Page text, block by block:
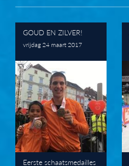
GOUD EN ZILVER!
vrijdag 24 maart 2017
Eerste schaatsmedailles